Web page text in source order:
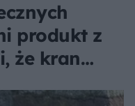
produkt z
że kran